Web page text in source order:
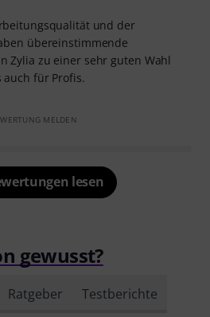
und der
übereinstimmende
Zylia zu einer sehr guten Wahl
auch für Profis.
MELDEN
lesen
gewusst?
Ratgeber Testberichte